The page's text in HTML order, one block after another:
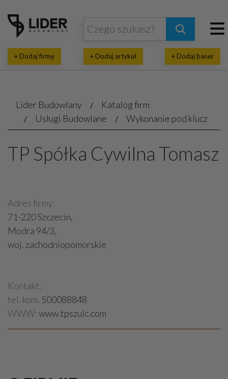
+ Dodaj firmę + Dodaj artykuł + Dodaj baner
Lider Budowlany
Katalog firm
Usługi Budowlane
Wykonanie pod klucz
TP Spółka Cywilna Tomasz
Adres firmy:
71-220 Szczecin,
Modra 94/3,
woj. zachodniopomorskie
Kontakt:
tel. kom. 500088848
WWW:www.tpszulc.com